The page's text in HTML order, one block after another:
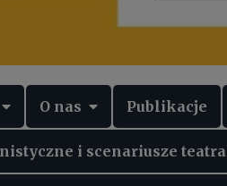
O nas Publikacje
i scenariusze